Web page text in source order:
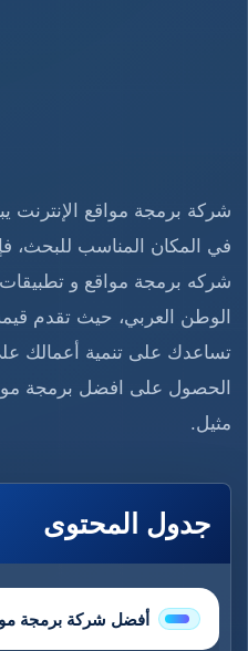
شركة برمجة مواقع الإنترنت
في المكان المناسب للبحث،
شركه برمجة مواقع و
الوطن العربي، حيث تقدم
تساعدك على تنمية أعمالك
الحصول على افضل برمجة
مثيل.
جدول المحتوى
أفضل شركة برمجة